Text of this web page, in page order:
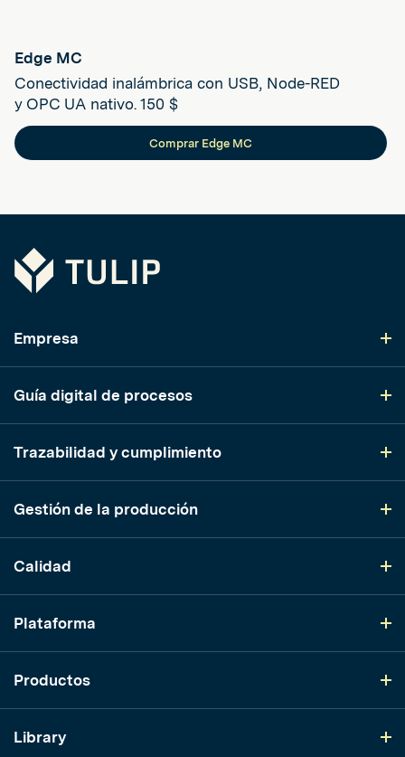
Edge MC
Conectividad inalámbrica con USB, Node-RED
y OPC UA nativo. 150 $
Comprar Edge MC
Tulip
Empresa
Guía digital de procesos
Trazabilidad y cumplimiento
Gestión de la producción
Calidad
Plataforma
Productos
Library